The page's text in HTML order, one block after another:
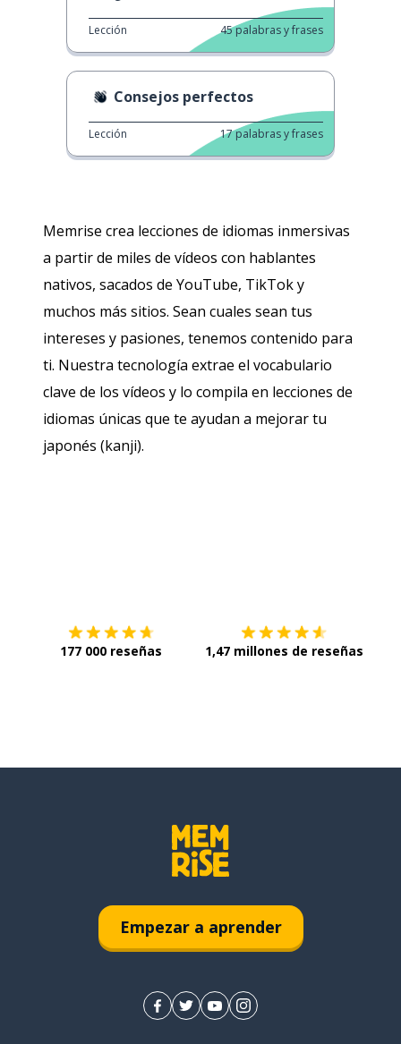
Memrise crea lecciones de idiomas inmersivas
a partir de miles de vídeos con hablantes
nativos, sacados de YouTube, TikTok y
muchos más sitios. Sean cuales sean tus
intereses y pasiones, tenemos contenido para
ti. Nuestra tecnología extrae el vocabulario
clave de los vídeos y lo compila en lecciones de
idiomas únicas que te ayudan a mejorar tu
japonés (kanji).
Lección 45palabras y frases
Consejos perfectos
Lección 17palabras y frases
177 000 reseñas 1,47 millones de reseñas
Empezar a aprender